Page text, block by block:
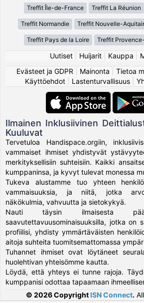
Treffit Île-de-France Treffit La Réunion
Treffit Normandie Treffit Nouvelle-
Treffit Pays de la Loire Treffit
Uutiset Huijarit Kauppa
Evästeet ja GDPR
Mainonta Tietoa
Käyttöehdot
Lastenturvallisuus
Ilmainen Inklusiivinen
Kuuluvat
Tervetuloa Handispace.orgiin,
vammaiset ihmiset yhdistyvät
merkityksellisiin suhteisiin. Kaikki
kumppaninsa, ja kyvyt tulevat monessa
Tukeva alustamme tuo yhteen
vammaisuuksia, ja niitä, jotka
näkökulmia, vahvuutta ja sietokykyä.
Nauti täysin ilmaisesta
saavutettavuusominaisuuksilla, jotka on
profiilisi, yhdisty ymmärtäväisten
aitoja suhteita tuomitsemattomassa
Tuhannet ihmiset ovat löytäneet
huolehtivan yhteisömme kautta.
Löydä, että yhteys ei tunne rajoja.
kumppanisi odottaa tapaamaan
© 2026 Copyright ISN Connect.